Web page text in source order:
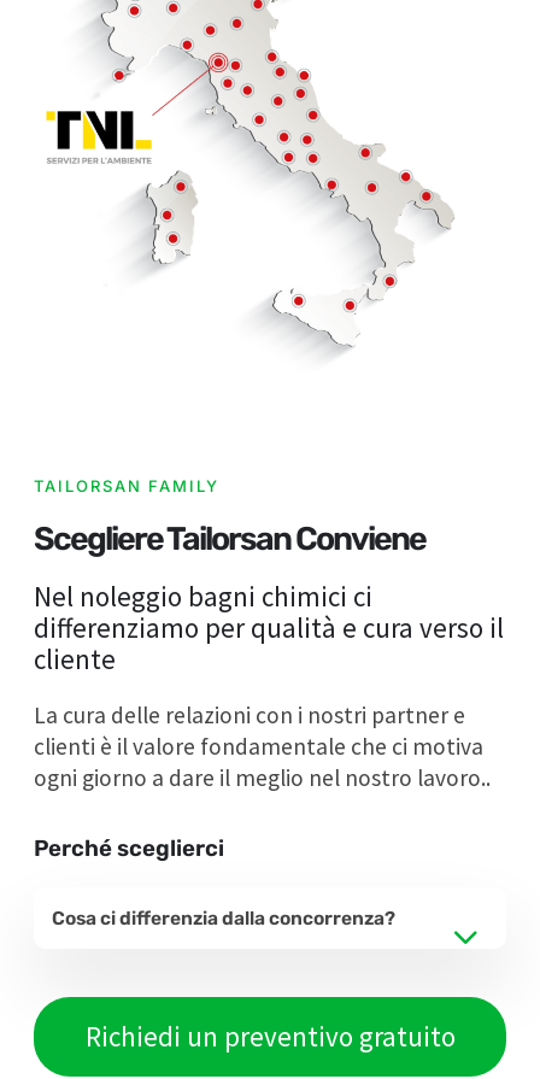
TAILORSAN FAMILY
Scegliere Tailorsan Conviene
Nel noleggio bagni chimici ci
differenziamo per qualità e cura verso il
cliente
La cura delle relazioni con i nostri partner e
clienti è il valore fondamentale che ci motiva
ogni giorno a dare il meglio nel nostro lavoro..
Perché sceglierci
Cosa ci differenzia dalla concorrenza?
Richiedi un preventivo gratuito